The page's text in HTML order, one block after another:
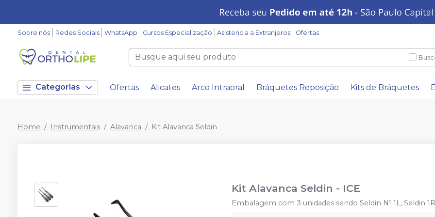
Sobre nós Redes Sociais WhatsApp Cursos Especialização Asistencia a Extranjeros Ofertas
Categorias Ofertas Alicates Arco Intraoral Bráquetes Reposição Kits de Bráquetes
Home Instrumentais Alavanca Kit Alavanca Seldin
Kit Alavanca Seldin - ICE
Embalagem com 3 unidades sendo Seldin Nº 1L, Seldin